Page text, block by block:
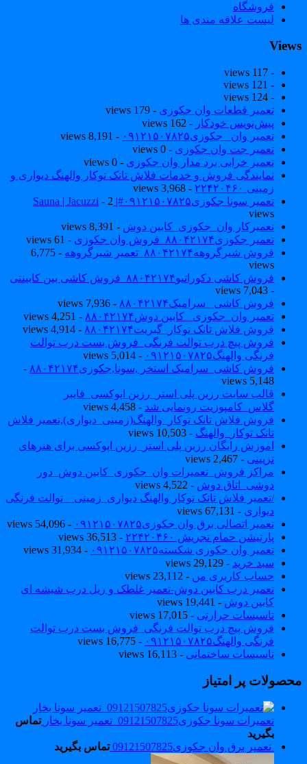
فروشگاه
لیست علاقه مندی ها
- 117 views
- 121 views
- 124 views
تعمیر قطعات وان جکوزی - 179 views
پیش‌نویس خودکار- 162 views
تعمیر وان _جکوزی۰۹۱۲۱۵۰۷۸۲۵
- 8,191 views
تعمیر جت وان جکوزی - 0 views
تعمیر خرابی برد مدار وان جکوزی - 0 views
نمایندگی فروش و خدمات فلاش تانک توکار والهنگ دیواری و
زمینی ۲۲۴۲۰۴۶۰
- 3,968 views
تعمیر سونا جکوزی۰۹۱۲۱۵۰۷۸۲۵#| Sauna | Jacuzzi
- 2
views
تعمیرکار وان_جکوزی_کابین دوش- 8,391 views
تعمیر جکوزی۸۸۰۴۲۱۷۴_فروش وان جکوزی
- 61 views
فروش شیرگروهه۸۸۰۴۲۱۷۴_تعمیر شیرگروهه
- 6,775
views
فروش کاشی دکوراتیو۸۸۰۴۲۱۷۴_فروش کاشی بین کابینتی
فروش کاشی _سرامیک۸۸۰۴۲۱۷۴
- 7,936 views
تعمیر وان_جکوزی_ کابین دوش۸۸۰۴۲۱۷۴
- 4,251 views
فروش فلاش تانک توکار_گبریت۸۸۰۴۲۱۷۴
- 4,914 views
فروش پیچ درب توالت فرنگی_فروش بست درب توالت
فرنگی والهنگ۰۹۱۲۱۵۰۷۸۲۵
- 5,014 views
فروش کاشی_سرامیک استخر ,سونا,جکوزی۸۸۰۴۲۱۷۴
-
5,148 views
قالب سایت رزین پلی استر_رزین اپوکسی_فایبر
گلاس_کامپوزیت رونمایی شد- 4,458 views
فروش فلاش تانک توکار_والهنگ(زمینی_دیواری),تعمیر فلاش
تانک توکار_والهنگ- 10,503 views
اموزش رایگان رزین پلی استر_رزین اپوکسی برای هنرهای
تزیینی- 2,467 views
مراکز فروش_تعمیرات وان_جکوزی_کابین دوش_دور
دوشی_اتاق دوش- 4,522 views
/تعمیر فلاش تانک توکار والهنگ دیواری_زمینی _ توالت فرنگی
دیواری - 67,131 views
تعمیر اتصالی برق وان جکوزی۰۹۱۲۱۵۰۷۸۲۵
- 54,096 views
پارتیشن حمام تجریش ۲۲۴۲۰۴۶۰
- 36,513 views
تعمیر وان جکوزی شکسته۰۹۱۲۱۵۰۷۸۲۵
- 31,934 views
سبد خرید - 29,129 views
حساب کاربری من- 23,112 views
تعمیر درب کابین دوش-تعمیر غلطک و ریل درب شیشه ای
کابین دوش- 19,441 views
تاسیسات حرارتی- 17,015 views
فروش پیچ درب توالت فرنگی_فروش بست درب توالت
فرنگی والهنگ۰۹۱۲۱۵۰۷۸۲۵
- 16,775 views
تاسیسات ساختمانی- 16,113 views
پر امتیاز
تعمیرات سونا جکوزی09121507825_تعمیر سونا بخار
تماس
بگیرید
تعمیر برق وان جکوزی09121507825
تماس بگیرید